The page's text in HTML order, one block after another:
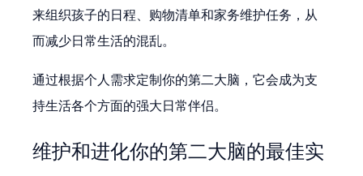
来组织孩子的日程、购物清单和家务维护任务，从
而减少日常生活的混乱。
通过根据个人需求定制你的第二大脑，它会成为支
持生活各个方面的强大日常伴侣。
维护和进化你的第二大脑的最佳实